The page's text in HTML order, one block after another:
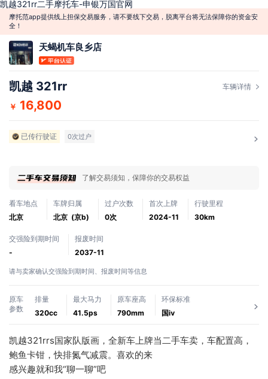
凯越321rr二手摩托车-申银万国官网
摩托范app提供线上担保交易服务，请不要线下交易，脱离平台将无法保障你的资金安
全！
天蝎机车良乡店
凯越 321rr 车辆详情
￥ 16,800
已传行驶证 0次过户
了解交易须知，保障你的交易权益
看车地点
北京
车牌归属
北京 (京b)
过户次数
0次
首次上牌
2024-11
行驶里程
30km
交强险到期时间
-
报废时间
2037-11
请与卖家确认交强险到期时间、报废时间等信息
原车
参数
排量
320cc
最大马力
41.5ps
原车座高
790mm
环保标准
国ⅳ
凯越321rrs国家队版画，全新车上牌当二手车卖，车配置高，
鲍鱼卡钳，快排氮气减震。喜欢的来
感兴趣就和我“聊一聊”吧